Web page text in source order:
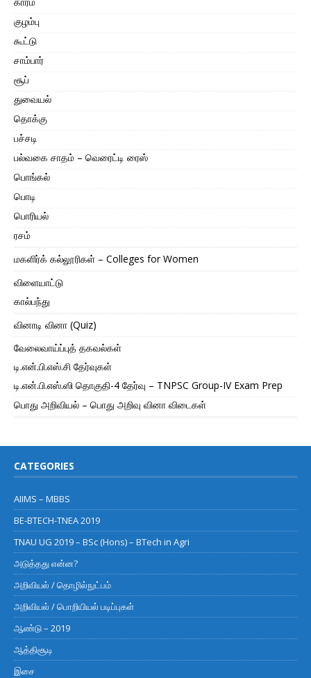
குழம்பு
கூட்டு
சாம்பார்
சூப்
துவையல்
தொக்கு
பச்சடி
பல்வகை சாதம் – வெரைட்டி ரைஸ்
பொங்கல்
பொடி
பொரியல்
ரசம்
மகளிர்க் கல்லூரிகள் – Colleges for Women
விளையாட்டு
கால்பந்து
வினாடி வினா (Quiz)
வேலைவாய்ப்புத் தகவல்கள்
டி.என்.பி.எஸ்.சி தேர்வுகள்
டி.என்.பி.எஸ்.ஸி தொகுதி-4 தேர்வு – TNPSC Group-IV Exam Prep
பொது அறிவியல் – பொது அறிவு வினா விடைகள்
CATEGORIES
AIIMS – MBBS
BE-BTECH-TNEA 2019
TNAU UG 2019 – BSc (Hons) – BTech in Agri
அடுத்தது என்ன?
அறிவியல் / தொழில்நுட்பம்
அறிவியல் / பொறியியல் படிப்புகள்
ஆண்டு – 2019
ஆத்திசூடி
இசை